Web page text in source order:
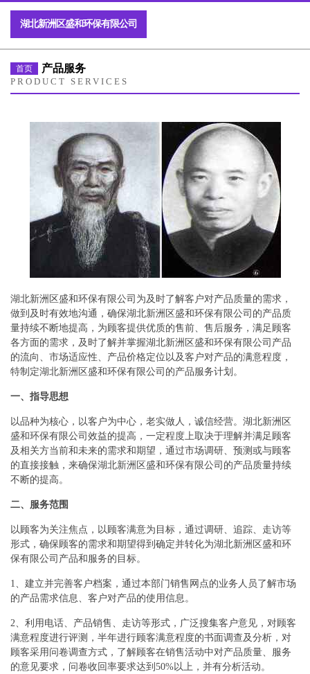
湖北新洲区盛和环保有限公司
首页 产品服务
PRODUCT SERVICES
湖北新洲区盛和环保有限公司为及时了解客户对产品质量的需求，
做到及时有效地沟通，确保湖北新洲区盛和环保有限公司的产品质
量持续不断地提高，为顾客提供优质的售前、售后服务，满足顾客
各方面的需求，及时了解并掌握湖北新洲区盛和环保有限公司产品
的流向、市场适应性、产品价格定位以及客户对产品的满意程度，
特制定湖北新洲区盛和环保有限公司的产品服务计划。
一、指导思想
以品种为核心，以客户为中心，老实做人，诚信经营。湖北新洲区
盛和环保有限公司效益的提高，一定程度上取决于理解并满足顾客
及相关方当前和未来的需求和期望，通过市场调研、预测或与顾客
的直接接触，来确保湖北新洲区盛和环保有限公司的产品质量持续
不断的提高。
二、服务范围
以顾客为关注焦点，以顾客满意为目标，通过调研、追踪、走访等
形式，确保顾客的需求和期望得到确定并转化为湖北新洲区盛和环
保有限公司产品和服务的目标。
1、建立并完善客户档案，通过本部门销售网点的业务人员了解市场
的产品需求信息、客户对产品的使用信息。
2、利用电话、产品销售、走访等形式，广泛搜集客户意见，对顾客
满意程度进行评测，半年进行顾客满意程度的书面调查及分析，对
顾客采用问卷调查方式，了解顾客在销售活动中对产品质量、服务
的意见要求，问卷收回率要求达到50%以上，并有分析活动。